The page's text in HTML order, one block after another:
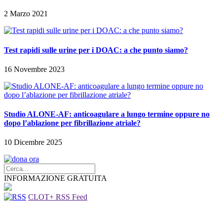
2 Marzo 2021
Test rapidi sulle urine per i DOAC: a che punto siamo?
16 Novembre 2023
Studio ALONE-AF: anticoagulare a lungo termine oppure no
dopo l’ablazione per fibrillazione atriale?
10 Dicembre 2025
INFORMAZIONE GRATUITA
CLOT+ RSS Feed